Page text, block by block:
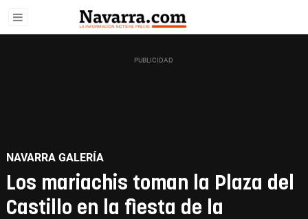
NAVARRA GALERÍA
Los mariachis toman la Plaza del
Castillo en la fiesta de la